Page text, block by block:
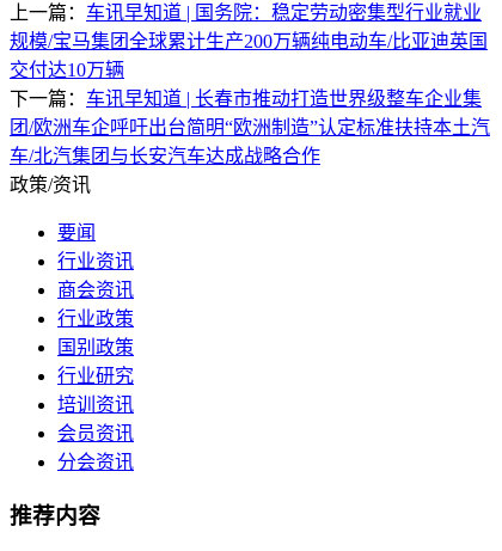
上一篇： 车讯早知道 | 国务院：稳定劳动密集型行业就业
规模/宝马集团全球累计生产200万辆纯电动车/比亚迪英国
交付达10万辆
下一篇： 车讯早知道 | 长春市推动打造世界级整车企业集
团/欧洲车企呼吁出台简明“欧洲制造”认定标准扶持本土汽
车/北汽集团与长安汽车达成战略合作
政策/资讯
要闻
行业资讯
商会资讯
行业政策
国别政策
行业研究
培训资讯
会员资讯
分会资讯
推荐内容